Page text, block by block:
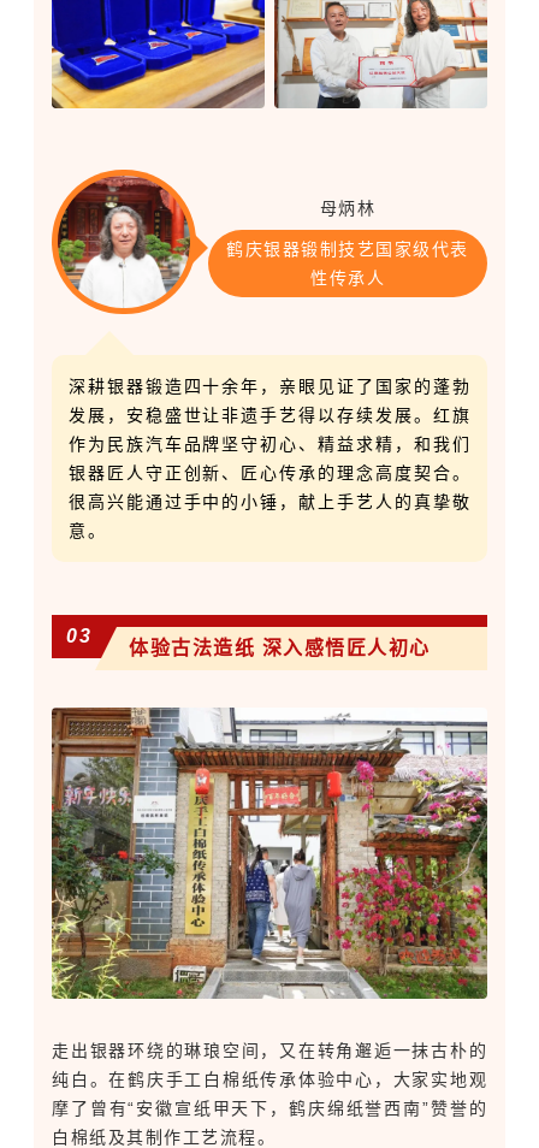
母炳林
鹤庆银器锻制技艺国家级代表
性传承人
深耕银器锻造四十余年，亲眼见证了国家的蓬勃
发展，安稳盛世让非遗手艺得以存续发展。红旗
作为民族汽车品牌坚守初心、精益求精，和我们
银器匠人守正创新、匠心传承的理念高度契合。
很高兴能通过手中的小锤，献上手艺人的真挚敬
意。
03
体验古法造纸 深入感悟匠人初心
走出银器环绕的琳琅空间，又在转角邂逅一抹古朴的
纯白。在鹤庆手工白棉纸传承体验中心，大家实地观
摩了曾有“安徽宣纸甲天下，鹤庆绵纸誉西南”赞誉的
白棉纸及其制作工艺流程。